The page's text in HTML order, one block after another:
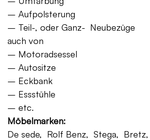
– Aufpolsterung
– Teil-, oder Ganz- Neubezüge
auch von
– Motoradsessel
– Autositze
– Eckbank
– Essstühle
– etc.
Möbelmarken:
De sede, Rolf Benz, Stega, Bretz,